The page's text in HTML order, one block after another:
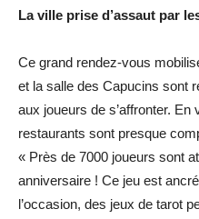
La ville prise d’assaut par
Ce grand rendez-vous
et la salle des Capucins sont
aux joueurs de s’affronter. En
restaurants sont presque
« Près de 7000 joueurs sont
anniversaire ! Ce jeu est
l’occasion, des jeux de tarot